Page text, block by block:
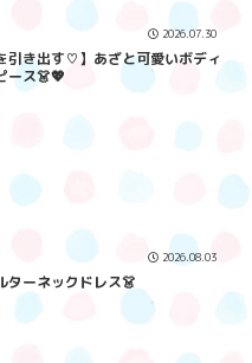
2026.07.30
引き出す♡】あざと可愛いボディ
ース👗💖
2026.08.03
ターネックドレス👗